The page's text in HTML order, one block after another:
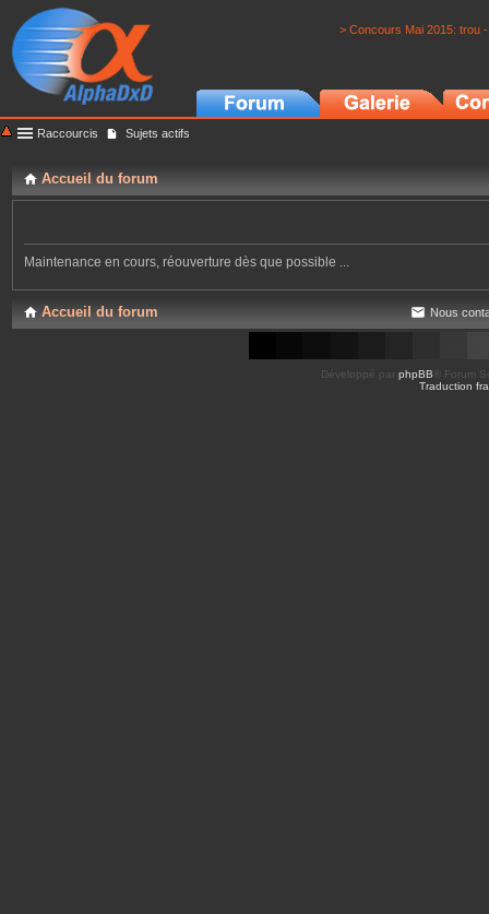
> Concours Mai 2015: trou
Raccourcis Sujets actifs
Accueil du forum
Maintenance en cours, réouverture dès que possible ...
Accueil du forum Nous
Développé par phpBB ® Forum
Traduction